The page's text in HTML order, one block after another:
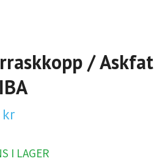
/ Askfat
I LAGER